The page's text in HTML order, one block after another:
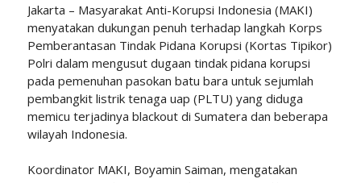
Jakarta – Masyarakat Anti-Korupsi Indonesia (MAKI)
menyatakan dukungan penuh terhadap langkah Korps
Pemberantasan Tindak Pidana Korupsi (Kortas Tipikor)
Polri dalam mengusut dugaan tindak pidana korupsi
pada pemenuhan pasokan batu bara untuk sejumlah
pembangkit listrik tenaga uap (PLTU) yang diduga
memicu terjadinya blackout di Sumatera dan beberapa
wilayah Indonesia.
Koordinator MAKI, Boyamin Saiman, mengatakan